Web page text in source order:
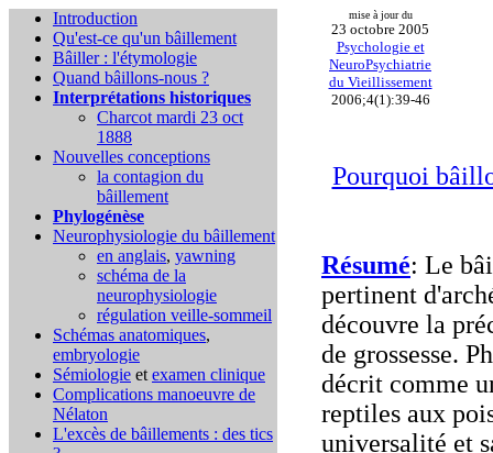
Introduction
Qu'est-ce qu'un bâillement
Bâiller : l'étymologie
Quand bâillons-nous ?
Interprétations historiques
Charcot mardi 23 oct
1888
Nouvelles conceptions
la contagion du
bâillement
Phylogénèse
Neurophysiologie du bâillement
en anglais, yawning
schéma de la
neurophysiologie
régulation veille-sommeil
Schémas anatomiques,
embryologie
Sémiologie et examen clinique
Complications manoeuvre de
Nélaton
L'excès de bâillements : des tics
mise à jour du
23 octobre 2005
Psychologie et
NeuroPsychiatrie
du Vieillissement
2006;4(1):39-46
Pourquoi
Résumé: Le
pertinent
découvre la
de grossesse.
décrit comme
reptiles aux
universalité et